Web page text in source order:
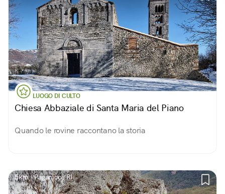
LUOGO DI CULTO
Chiesa Abbaziale di Santa Maria del Piano
Quando le rovine raccontano la storia
5km | Paganico, RI